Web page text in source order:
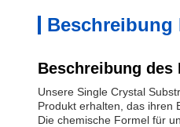
Beschreibung
Beschreibung des
Unsere Single Crystal
Produkt erhalten, das ihren
Die chemische Formel für